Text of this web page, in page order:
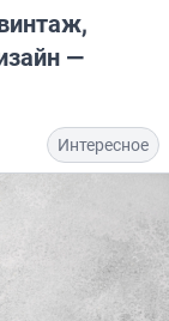
—
Интересное